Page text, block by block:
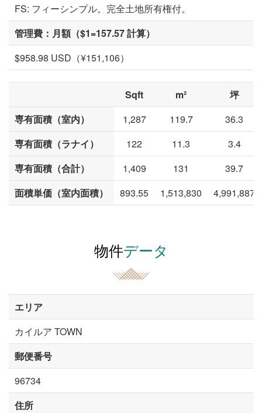
FS: フィーシンプル。完全土地所有権付。
管理費：月額（$1=157.57 計算）
$958.98 USD（¥151,106）
Sqft m²
坪
専有面積（室内）
1,287 119.7
36.3
専有面積（ラナイ）
122 11.3
3.4
専有面積（合計）
1,409 131
39.7
面積単価（室内面積）
893.55 1,513,830 4,991,887
物件データ
エリア
カイルア TOWN
郵便番号
96734
住所